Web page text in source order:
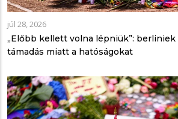
júl 28, 2026
„Előbb kellett volna lépniük”: berliniek
támadás miatt a hatóságokat